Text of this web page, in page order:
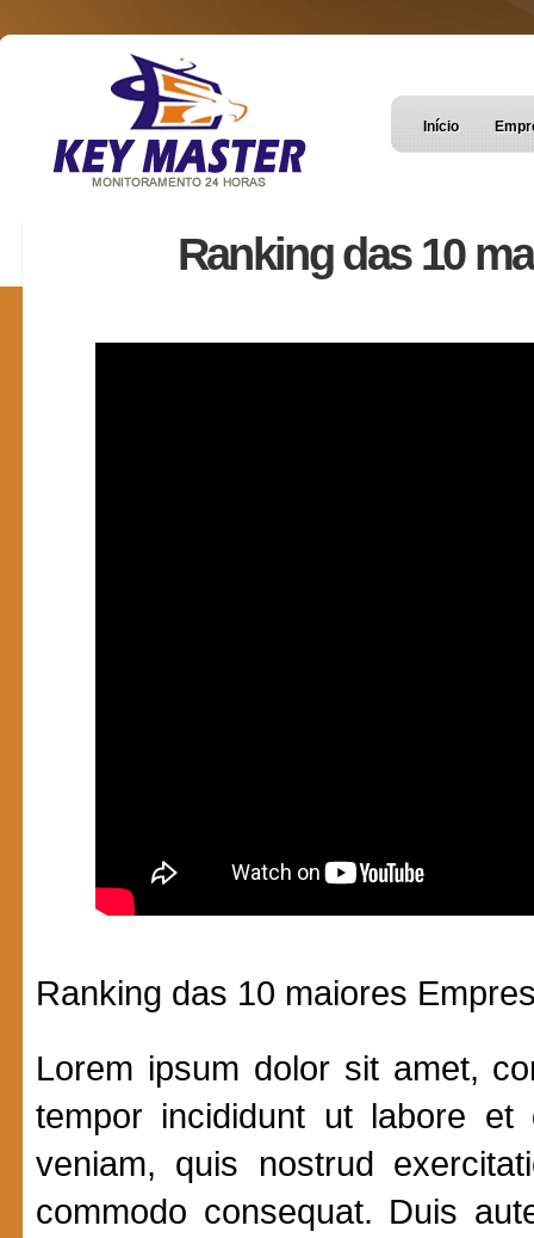
Início
Ranking das 10
Ranking das 10 maiores
Lorem ipsum dolor sit amet,
tempor incididunt ut labore
veniam, quis nostrud
commodo consequat. Duis